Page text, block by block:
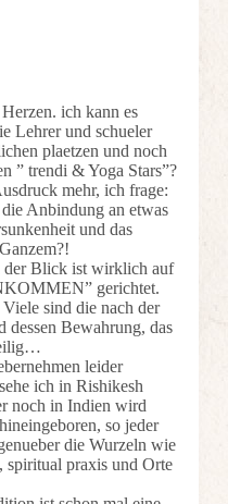
ich kann es
Lehrer und schueler
plaetzen und noch
” trendi & Yoga Stars”?
mehr, ich frage:
Anbindung an etwas
und das
der Blick ist wirklich auf
gerichtet.
sind die nach der
dessen Bewahrung, das
leider
ich in Rishikesh
noch in Indien wird
so jeder
die Wurzeln wie
spiritual praxis und Orte